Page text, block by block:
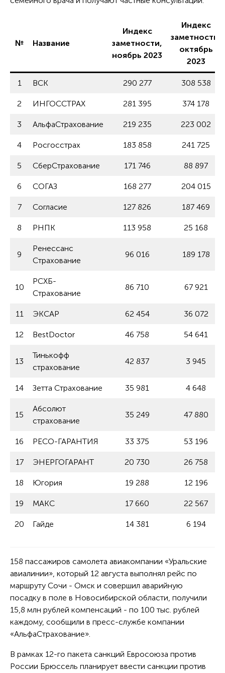
№ Название
Индекс
заметности,
ноябрь 2023
Индекс
заметности,
октябрь
2023
1 ВСК 290 277 308 538
2 ИНГОССТРАХ 281 395 374 178
3 АльфаСтрахование 219 235 223 002
4 Росгосстрах 183 858 241 725
5 СберСтрахование 171 746 88 897
6 СОГАЗ 168 277 204 015
7 Согласие 127 826 187 469
8 РНПК 113 958 25 168
9
Ренессанс
Страхование
96 016 189 178
10
РСХБ-
Страхование
86 710 67 921
11 ЭКСАР 62 454 36 072
12 BestDoctor 46 758 54 641
13
Тинькофф
страхование
42 837 3 945
14 Зетта Страхование 35 981 4 648
15
Абсолют
страхование
35 249 47 880
16 РЕСО-ГАРАНТИЯ 33 375 53 196
17 ЭНЕРГОГАРАНТ 20 730 26 758
18 Югория 19 288 12 196
19 МАКС 17 660 22 567
20 Гайде 14 381 6 194
158 пассажиров самолета авиакомпании «Уральские
авиалинии», который 12 августа выполнял рейс по
маршруту Сочи - Омск и совершил аварийную
посадку в поле в Новосибирской области, получили
15,8 млн рублей компенсаций - по 100 тыс. рублей
каждому, сообщили в пресс-службе компании
«АльфаСтрахование».
В рамках 12-го пакета санкций Евросоюза против
России Брюссель планирует ввести санкции против